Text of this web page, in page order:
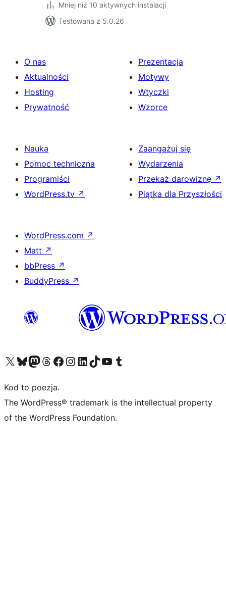
Mniej niż 10 aktywnych instalacji
Testowana z 5.0.26
O nas
Aktualności
Hosting
Prywatność
Prezentacja
Motywy
Wtyczki
Wzorce
Nauka
Pomoc techniczna
Programiści
WordPress.tv ↗
Zaangażuj się
Wydarzenia
Przekaż darowiznę ↗
Piątka dla Przyszłości
WordPress.com ↗
Matt ↗
bbPress ↗
BuddyPress ↗
Odwiedź nasze konto X (dawniej Twitter)
Odwiedź nasze konto Bluesky
Odwiedź nasze konto na Mastodoncie
Odwiedź naszego Threadsa
Odwiedź naszego Facebooka
Odwiedź nasze konto na Instagramie
Odwiedź nasze konto na LinkedIn
Odwiedź naszego TikToka
Odwiedź nasz kanał YouTube
Odwiedź naszego Tumblra
Kod to poezja.
The WordPress® trademark is the intellectual property
of the WordPress Foundation.